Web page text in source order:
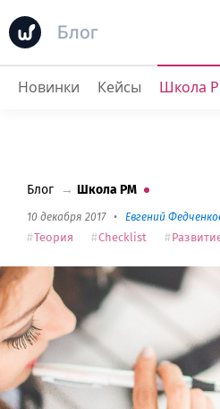
Блог
Новинки Кейсы Школа
Блог → Школа PM
10 декабря 2017 • Евгений
Теория Сhecklist